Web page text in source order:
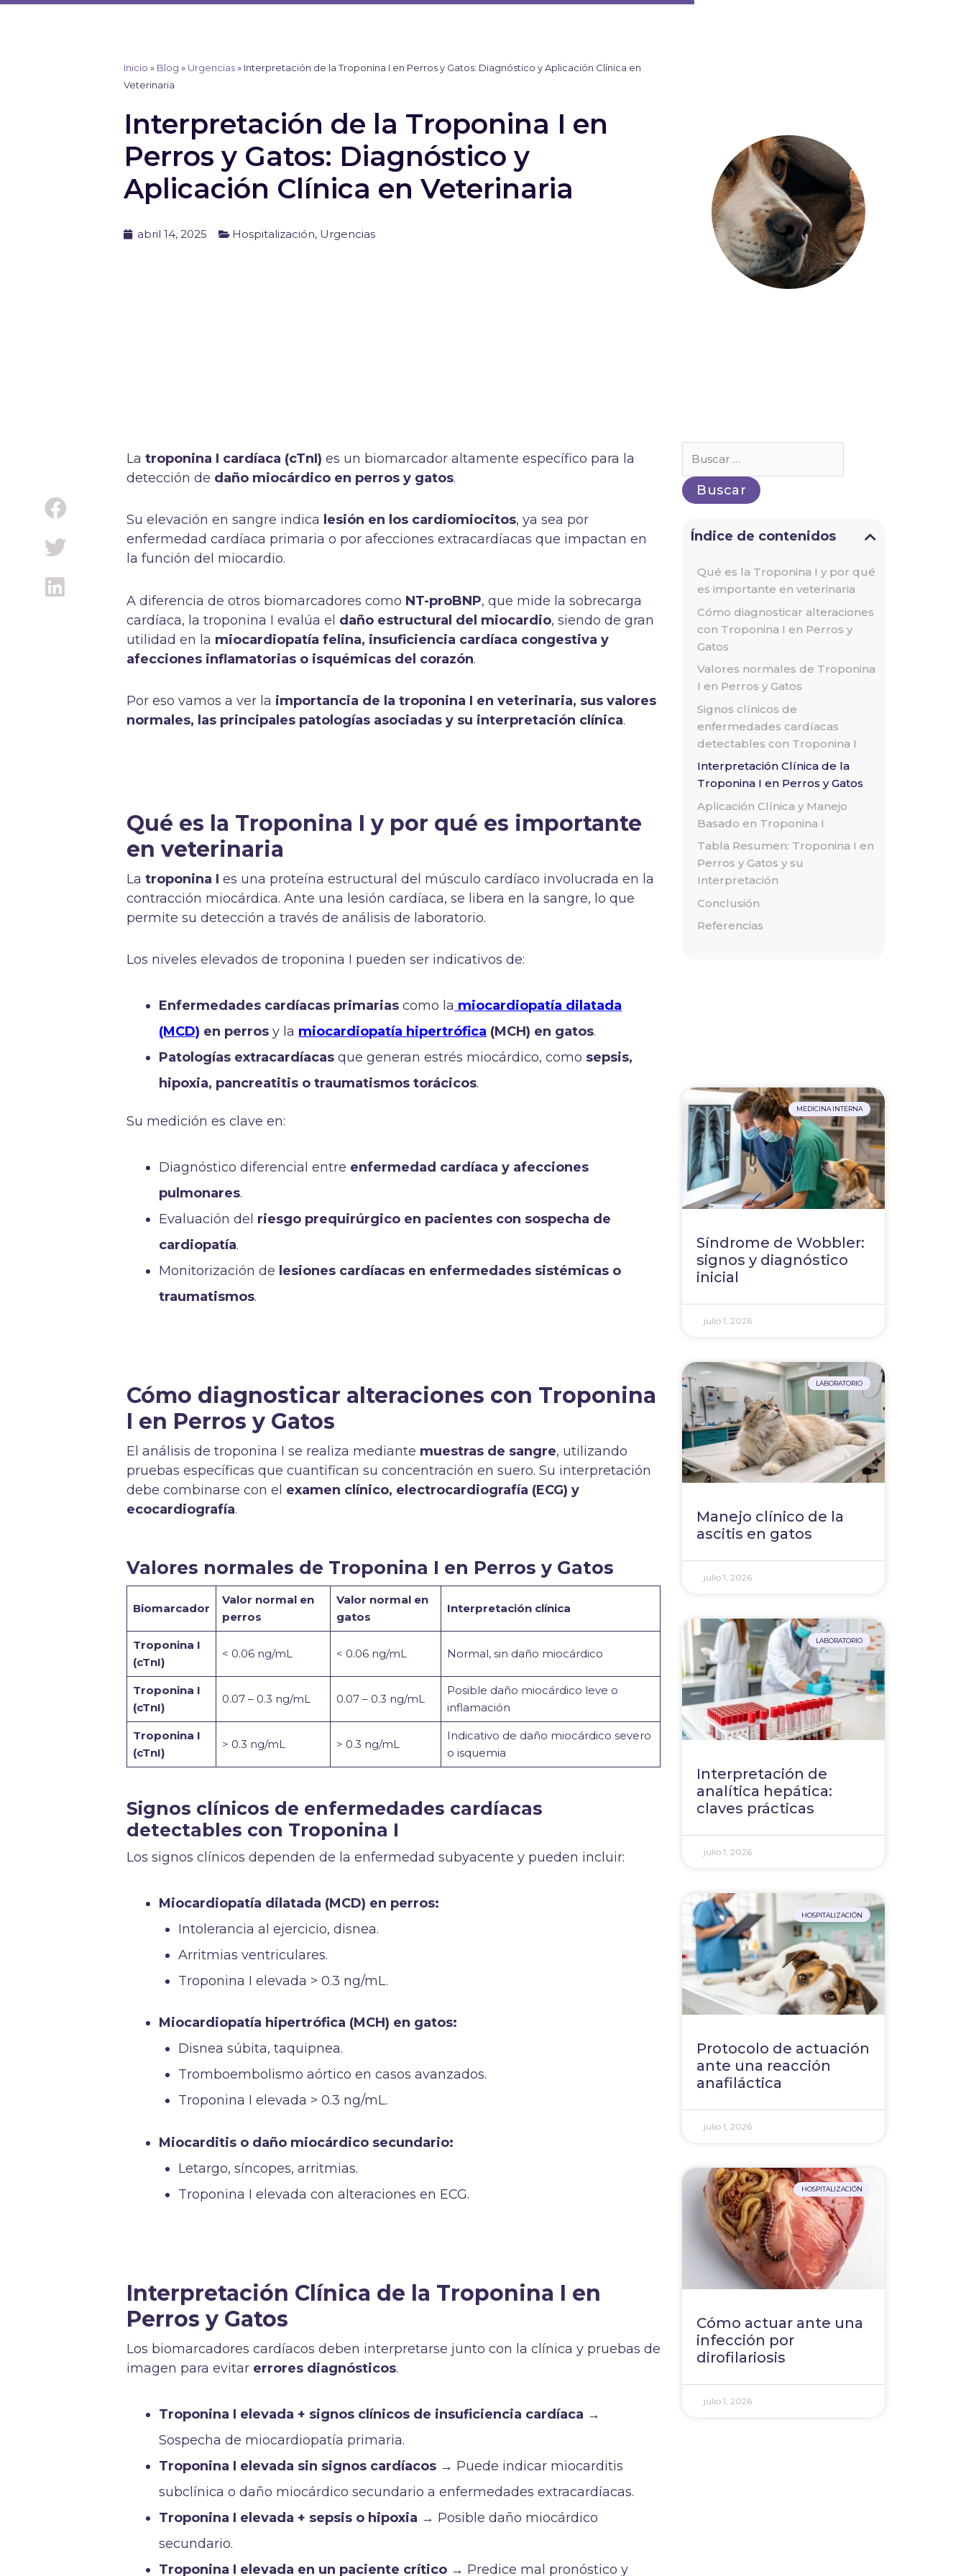
Ir
Inicio » Blog » Urgencias» Interpretación de la Troponina I en Perros y Gatos: Diagnóstico y Aplicación Clínica en
Veterinaria
Interpretación de la Troponina I en
Perros y Gatos: Diagnóstico y
Aplicación Clínica en Veterinaria
abril 14, 2025 Hospitalización, Urgencias
Latroponina I cardíaca (cTnI) es un biomarcador altamente específico para la
detección de daño miocárdico en perros y gatos.
Su elevación en sangre indica lesión en los cardiomiocitos, ya sea por
enfermedad cardíaca primaria o por afecciones extracardíacas que impactan en
la función del miocardio.
A diferencia de otros biomarcadores como NT-proBNP, que mide la sobrecarga
cardíaca, la troponina I evalúa el daño estructural del miocardio, siendo de gran
utilidad en la miocardiopatía felina, insuficiencia cardíaca congestiva y
afecciones inflamatorias o isquémicas del corazón.
Por eso vamos a ver la importancia de la troponina I en veterinaria, sus valores
normales, las principales patologías asociadas y su interpretación clínica.
Qué es la Troponina I y por qué es importante
en veterinaria
Latroponina I es una proteína estructural del músculo cardíaco involucrada en la
contracción miocárdica. Ante una lesión cardíaca, se libera en la sangre, lo que
permite su detección a través de análisis de laboratorio.
Los niveles elevados de troponina I pueden ser indicativos de:
Enfermedades cardíacas primarias como la miocardiopatía dilatada
(MCD) en perros y la miocardiopatía hipertrófica (MCH) en gatos.
Patologías extracardíacas que generan estrés miocárdico, como sepsis,
hipoxia, pancreatitis o traumatismos torácicos.
Su medición es clave en:
Diagnóstico diferencial entre enfermedad cardíaca y afecciones
pulmonares.
Evaluación del riesgo prequirúrgico en pacientes con sospecha de
cardiopatía.
Monitorización de lesiones cardíacas en enfermedades sistémicas o
traumatismos.
Cómo diagnosticar alteraciones con Troponina
I en Perros y Gatos
El análisis de troponina I se realiza mediante muestras de sangre, utilizando
pruebas específicas que cuantifican su concentración en suero. Su interpretación
debe combinarse con el examen clínico, electrocardiografía (ECG) y
ecocardiografía.
Valores normales de Troponina I en Perros y Gatos
Biomarcador
Valor normal en
perros
Valor normal en
gatos
Interpretación clínica
Troponina I
(cTnI)
< 0.06 ng/mL < 0.06 ng/mL Normal, sin daño miocárdico
Troponina I
(cTnI)
0.07 – 0.3 ng/mL 0.07 – 0.3 ng/mL
Posible daño miocárdico leve o
inflamación
Troponina I
(cTnI)
> 0.3 ng/mL > 0.3 ng/mL
Indicativo de daño miocárdico severo
o isquemia
Signos clínicos de enfermedades cardíacas
detectables con Troponina I
Los signos clínicos dependen de la enfermedad subyacente y pueden incluir:
Miocardiopatía dilatada (MCD) en perros:
Intolerancia al ejercicio, disnea.
Arritmias ventriculares.
Troponina I elevada > 0.3 ng/mL.
Miocardiopatía hipertrófica (MCH) en gatos:
Disnea súbita, taquipnea.
Tromboembolismo aórtico en casos avanzados.
Troponina I elevada > 0.3 ng/mL.
Miocarditis o daño miocárdico secundario:
Letargo, síncopes, arritmias.
Troponina I elevada con alteraciones en ECG.
Interpretación Clínica de la Troponina I en
Perros y Gatos
Los biomarcadores cardíacos deben interpretarse junto con la clínica y pruebas de
imagen para evitar errores diagnósticos.
Troponina I elevada + signos clínicos de insuficiencia cardíaca →
Sospecha de miocardiopatía primaria.
Troponina I elevada sin signos cardíacos → Puede indicar miocarditis
subclínica o daño miocárdico secundario a enfermedades extracardíacas.
Troponina I elevada + sepsis o hipoxia → Posible daño miocárdico
secundario.
Troponina I elevada en un paciente crítico → Predice mal pronóstico y
por:
Índice de contenidos
Qué es la Troponina I y por qué
es importante en veterinaria
Cómo diagnosticar alteraciones
con Troponina I en Perros y
Gatos
Valores normales de Troponina
I en Perros y Gatos
Signos clínicos de
enfermedades cardíacas
detectables con Troponina I
Interpretación Clínica de la
Troponina I en Perros y Gatos
Aplicación Clínica y Manejo
Basado en Troponina I
Tabla Resumen: Troponina I en
Perros y Gatos y su
Interpretación
Conclusión
Referencias
MEDICINA INTERNA
Síndrome de Wobbler:
signos y diagnóstico
inicial
julio 1, 2026
LABORATORIO
Manejo clínico de la
ascitis en gatos
julio 1, 2026
LABORATORIO
Interpretación de
analítica hepática:
claves prácticas
julio 1, 2026
HOSPITALIZACIÓN
Protocolo de actuación
ante una reacción
anafiláctica
julio 1, 2026
HOSPITALIZACIÓN
Cómo actuar ante una
infección por
dirofilariosis
julio 1, 2026